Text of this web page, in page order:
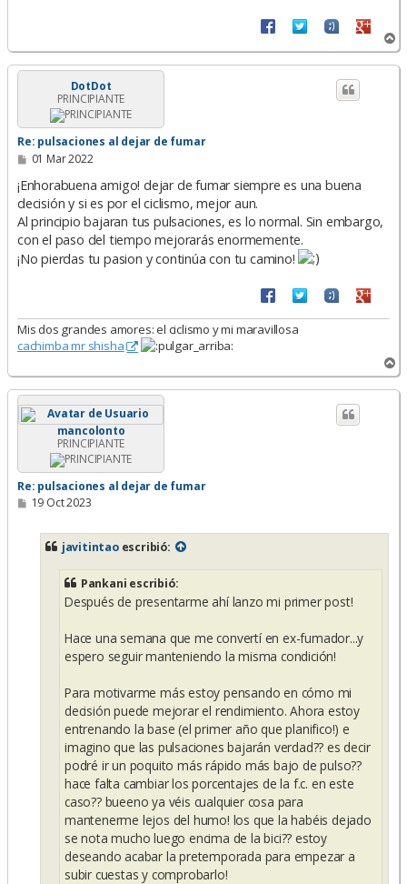
r
r
DotDot
PRINCIPIANTE
Re: pulsaciones al dejar de fumar
M
n
a
e
01 Mar 2022
¡Enhorabuena amigo! dejar de fumar siempre es una buena
decisión y si es por el ciclismo, mejor aun.
Al principio bajaran tus pulsaciones, es lo normal. Sin embargo,
con el paso del tiempo mejorarás enormemente.
¡No pierdas tu pasion y continúa con tu camino!
Mis dos grandes amores: el ciclismo y mi maravillosa
cachimba mr shisha
r
r
mancolonto
PRINCIPIANTE
Re: pulsaciones al dejar de fumar
M19 Oct 2023
javitintaoescribió:
Pankani escribió:
Después de presentarme ahí lanzo mi primer post!
Hace una semana que me convertí en ex-fumador...y
espero seguir manteniendo la misma condición!
Para motivarme más estoy pensando en cómo mi
decisión puede mejorar el rendimiento. Ahora estoy
entrenando la base (el primer año que planifico!) e
imagino que las pulsaciones bajarán verdad?? es decir
podré ir un poquito más rápido más bajo de pulso??
hace falta cambiar los porcentajes de la f.c. en este
caso?? bueeno ya véis cualquier cosa para
mantenerme lejos del humo! los que la habéis dejado
se nota mucho luego encima de la bici?? estoy
deseando acabar la pretemporada para empezar a
subir cuestas y comprobarlo!